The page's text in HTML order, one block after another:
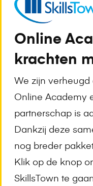
Gepost op 11 april
Geschreven door
Gepost op 11 april
Geschreven door
Online
krachten
We zijn
Online Academy
partnerschap is
Dankzij deze
nog breder
Klik op de knop
SkillsTown te